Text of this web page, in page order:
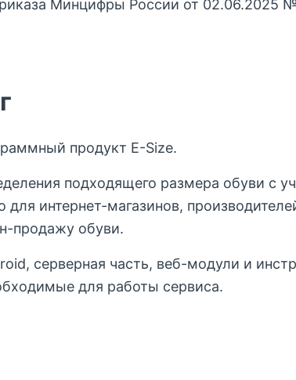
Минцифры России от 02.06.2025
продукт E-Size.
подходящего размера обуви с
интернет-магазинов,
продажу обуви.
серверная часть, веб-модули и
для работы сервиса.